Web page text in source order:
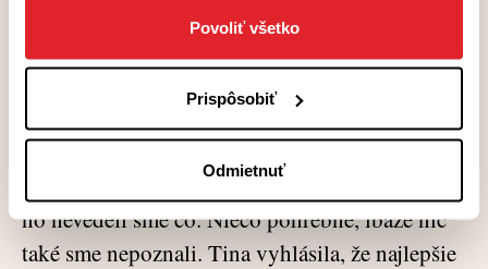
Povoliť všetko
Prispôsobiť
Odmietnuť
mrkva, petržlen a cibuľa. V tetinej záhrade boli
len kvety a jedna jahodová hriadka. Miesto sme
našli za altánkom obrasteným popínavým
viničom. Panovala tam takmer tma a vlhko.
Hrabličkami sme vykopali jamku a vložili sme
do nej škatuľku. Chceli sme aj niečo zaspievať,
no nevedeli sme čo. Niečo pohrebné, ibaže nič
také sme nepoznali. Tina vyhlásila, že najlepšie